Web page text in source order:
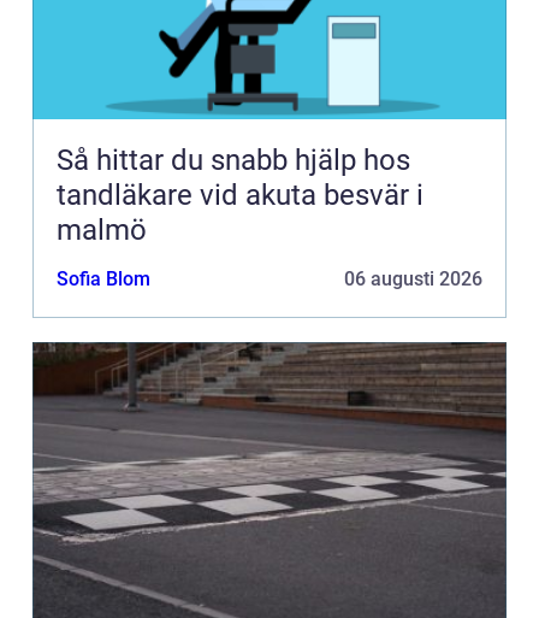
Så hittar du snabb hjälp hos
tandläkare vid akuta besvär i
malmö
Sofia Blom 06 augusti 2026